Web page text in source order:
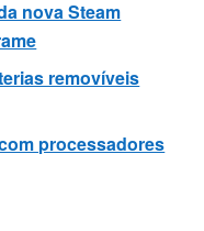
nova Steam
removíveis
processadores